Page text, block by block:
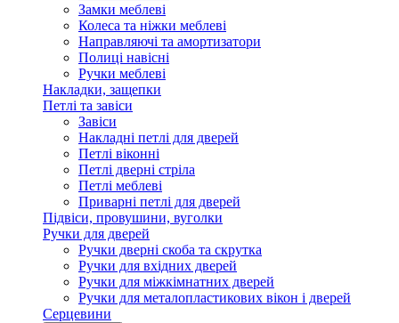
Замки меблеві
Колеса та ніжки меблеві
Направляючі та амортизатори
Полиці навісні
Ручки меблеві
Накладки, защепки
Петлі та завіси
Завіси
Накладні петлі для дверей
Петлі віконні
Петлі дверні стріла
Петлі меблеві
Приварні петлі для дверей
Підвіси, провушини, вуголки
Ручки для дверей
Ручки дверні скоба та скрутка
Ручки для вхідних дверей
Ручки для міжкімнатних дверей
Ручки для металопластикових вікон і дверей
Серцевини